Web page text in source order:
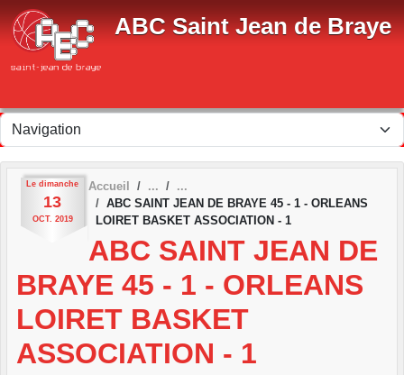
ABC Saint Jean de Braye
Le dimanche
13
OCT. 2019
Accueil
ABC SAINT JEAN DE BRAYE 45 - 1 - ORLEANS
LOIRET BASKET ASSOCIATION - 1
ABC SAINT JEAN DE
BRAYE 45 - 1 - ORLEANS
LOIRET BASKET
ASSOCIATION - 1
Panneau de gestion des cookies